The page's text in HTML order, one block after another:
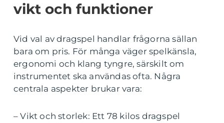
vikt och funktioner
Vid val av dragspel handlar frågorna sällan
bara om pris. För många väger spelkänsla,
ergonomi och klang tyngre, särskilt om
instrumentet ska användas ofta. Några
centrala aspekter brukar vara:
– Vikt och storlek: Ett 78 kilos dragspel